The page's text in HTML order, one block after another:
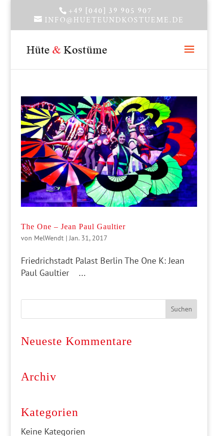
+49 [040] 39 905 907
INFO@HUETEUNDKOSTUEME.DE
The One – Jean Paul Gaultier
von MelWendt|Jan. 31, 2017
Friedrichstadt Palast Berlin The One K: Jean
Paul Gaultier ...
Neueste Kommentare
Archiv
Kategorien
Keine Kategorien